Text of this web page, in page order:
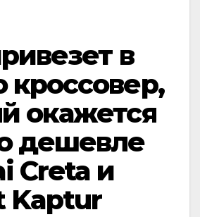
в
кроссовер,
окажется
дешевле
Creta и
Kaptur